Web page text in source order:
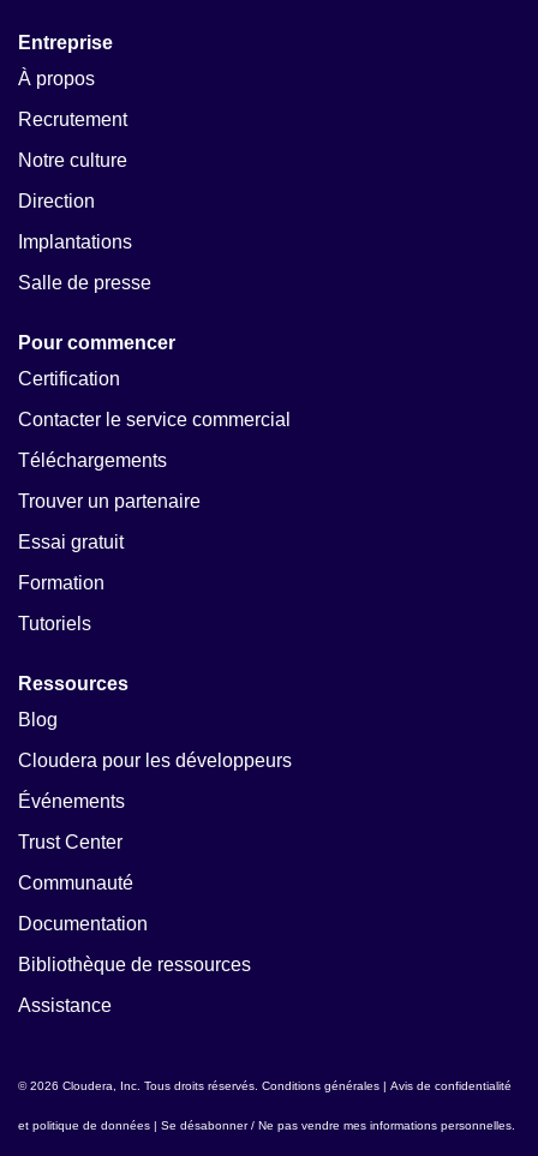
Entreprise
À propos
Recrutement
Notre culture
Direction
Implantations
Salle de presse
Pour commencer
Certification
Contacter le service commercial
Téléchargements
Trouver un partenaire
Essai gratuit
Formation
Tutoriels
Ressources
Blog
Cloudera pour les développeurs
Événements
Trust Center
Communauté
Documentation
Bibliothèque de ressources
Assistance
© 2026 Cloudera, Inc. Tous droits réservés. Conditions générales Avis de confidentialité
et politique de données Se désabonner / Ne pas vendre mes informations personnelles.